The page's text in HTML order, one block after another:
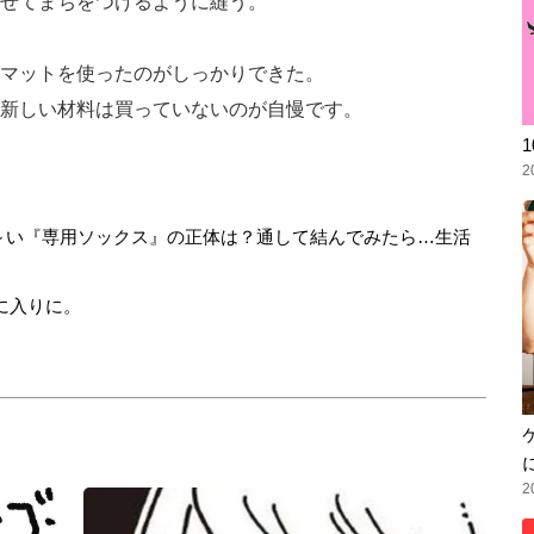
ットを使ったのがしっかりできた。
しい材料は買っていないのが自慢です。
『専用ソックス』の正体は？通して結んでみたら…生活
りに。